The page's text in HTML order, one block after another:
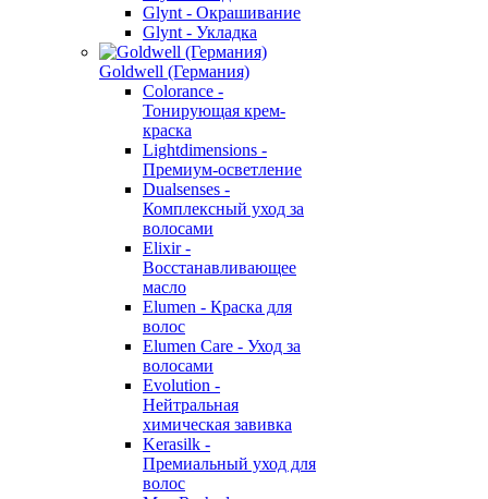
Glynt - Окрашивание
Glynt - Укладка
Goldwell (Германия)
Colorance -
Тонирующая крем-
краска
Lightdimensions -
Премиум-осветление
Dualsenses -
Комплексный уход за
волосами
Elixir -
Восстанавливающее
масло
Elumen - Краска для
волос
Elumen Care - Уход за
волосами
Evolution -
Нейтральная
химическая завивка
Kerasilk -
Премиальный уход для
волос